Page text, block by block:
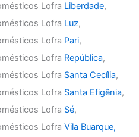
Lofra Liberdade,
Lofra Luz,
Lofra Pari,
Lofra República,
Lofra Santa Cecília,
Lofra Santa Efigênia,
Lofra Sé,
LofraVila Buarque,